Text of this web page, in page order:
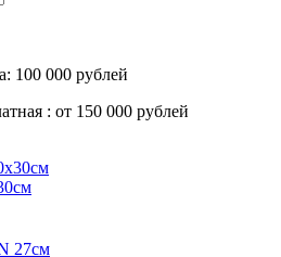
100 000 рублей
: от 150 000 рублей